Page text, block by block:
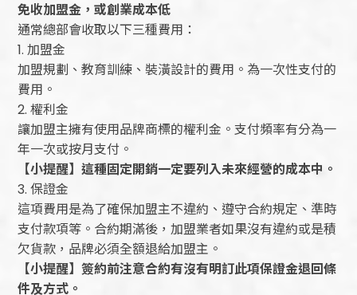
免收加盟金，或創業成本低
通常總部會收取以下三種費用：
1. 加盟金
加盟規劃、教育訓練、裝潢設計的費用。為一次性支付的
費用。
2. 權利金
讓加盟主擁有使用品牌商標的權利金。支付頻率有分為一
年一次或按月支付。
【小提醒】這種固定開銷一定要列入未來經營的成本中。
3. 保證金
這項費用是為了確保加盟主不違約、遵守合約規定、準時
支付款項等。合約期滿後，加盟業者如果沒有違約或是積
欠貨款，品牌必須全額退給加盟主。
【小提醒】簽約前注意合約有沒有明訂此項保證金退回條
件及方式。